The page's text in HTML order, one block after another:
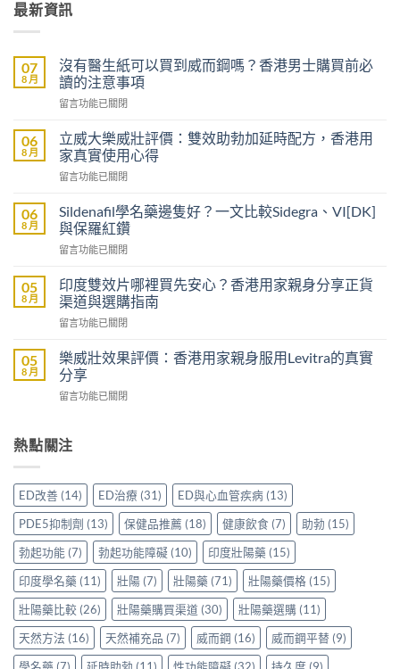
最新資訊
07
8 月
沒有醫生紙可以買到威而鋼嗎？香港男士購買前必
讀的注意事項
在
有
醫
生
紙
以
買
到
威
鋼
嗎？
港
士
購
買
讀
的
意
事
項〉
中
留言功能已關閉
06
8 月
立威大樂威壯評價：雙效助勃加延時配方，香港用
家真實使用心得
在
威
大
樂
威
評
價：
雙
效
勃
加
時
香
家
真
實
使
用
心
得〉
中
留言功能已關閉
06
8 月
Sildenafil學名藥邊隻好？一文比較Sidegra、VI[DK]
與保羅紅鑽
在
學
名
藥
邊
好？
一
文
比
VI[DK]
羅
紅
鑽〉
中
留言功能已關閉
05
8 月
印度雙效片哪裡買先安心？香港用家親身分享正貨
渠道與選購指南
在
度
雙
效
片
買
心？
香
港
用
家
親
身
分
享
正
貨
渠
留言功能已關閉
05
8 月
樂威壯效果評價：香港用家親身服用Levitra的真實
分享
在
壯
效
評
價：
香
港
用
家
親
身
服
用
Levitra
的
留言功能已關閉
熱點關注
ED改善 (14) ED治療 (31) ED與心血管疾病 (13)
PDE5抑制劑 (13) 保健品推薦 (18) 健康飲食 (7) 助勃 (15)
勃起功能 (7) 勃起功能障礙 (10) 印度壯陽藥 (15)
印度學名藥 (11) 壯陽 (7) 壯陽藥 (71) 壯陽藥價格 (15)
壯陽藥比較 (26) 壯陽藥購買渠道 (30) 壯陽藥選購 (11)
天然方法 (16) 天然補充品 (7) 威而鋼 (16) 威而鋼平替 (9)
學名藥 (7) 延時助勃 (11) 性功能障礙 (32) 持久度 (9)